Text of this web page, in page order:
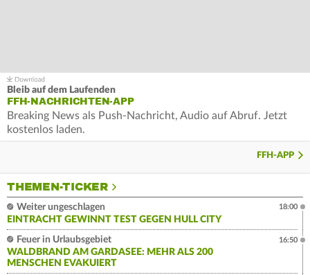
Bleib auf dem Laufenden
FFH-NACHRICHTEN-APP
Breaking News als Push-Nachricht, Audio auf Abruf. Jetzt
kostenlos laden.
FFH-APP
THEMEN-TICKER
Weiter ungeschlagen
EINTRACHT GEWINNT TEST GEGEN HULL CITY
18:00
Feuer in Urlaubsgebiet
WALDBRAND AM GARDASEE: MEHR ALS 200
MENSCHEN EVAKUIERT
16:50